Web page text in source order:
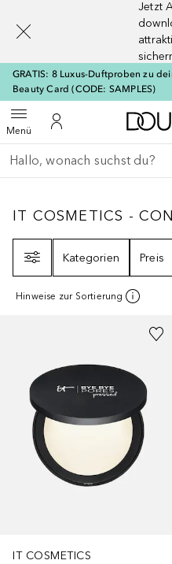
Jetzt
GRATIS: 8 Luxus-Duftproben zu
Beauty Card (CODE: SAMPLES)
MenüMenü öffnenZu Meinem
Gehe zurück
Suche ausführen
IT COSMETICS -
IT COSMETICS -
Kategorien
Preis
Hinweise zur Sortierung
IT COSMETICS